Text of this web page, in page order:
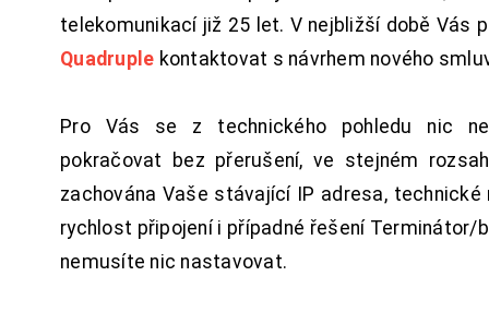
telekomunikací již 25 let. V nejbližší době Vás
Quadruple kontaktovat s návrhem nového
Pro Vás se z technického pohledu nic
pokračovat bez přerušení, ve stejném
zachována Vaše stávající IP adresa, technické
rychlost připojení i případné řešení Terminátor/
nemusíte nic nastavovat.